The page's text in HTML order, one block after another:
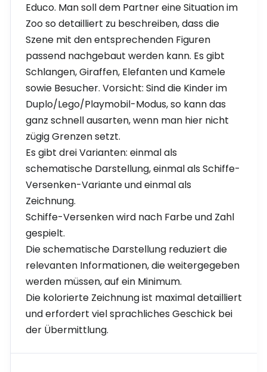
Educo. Man soll dem Partner eine Situation im
Zoo so detailliert zu beschreiben, dass die
Szene mit den entsprechenden Figuren
passend nachgebaut werden kann. Es gibt
Schlangen, Giraffen, Elefanten und Kamele
sowie Besucher. Vorsicht: Sind die Kinder im
Duplo/Lego/Playmobil-Modus, so kann das
ganz schnell ausarten, wenn man hier nicht
zügig Grenzen setzt.
Es gibt drei Varianten: einmal als
schematische Darstellung, einmal als Schiffe-
Versenken-Variante und einmal als
Zeichnung.
Schiffe-Versenken wird nach Farbe und Zahl
gespielt.
Die schematische Darstellung reduziert die
relevanten Informationen, die weitergegeben
werden müssen, auf ein Minimum.
Die kolorierte Zeichnung ist maximal detailliert
und erfordert viel sprachliches Geschick bei
der Übermittlung.